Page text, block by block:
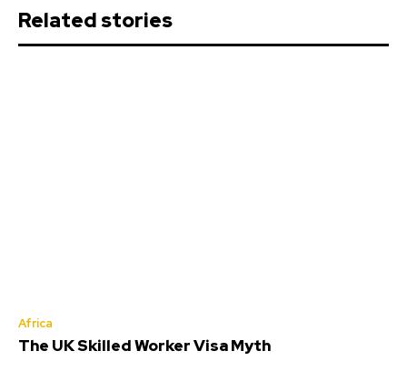
Related stories
Africa
The UK Skilled Worker Visa Myth